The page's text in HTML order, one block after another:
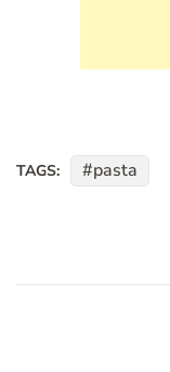
TAGS: pasta